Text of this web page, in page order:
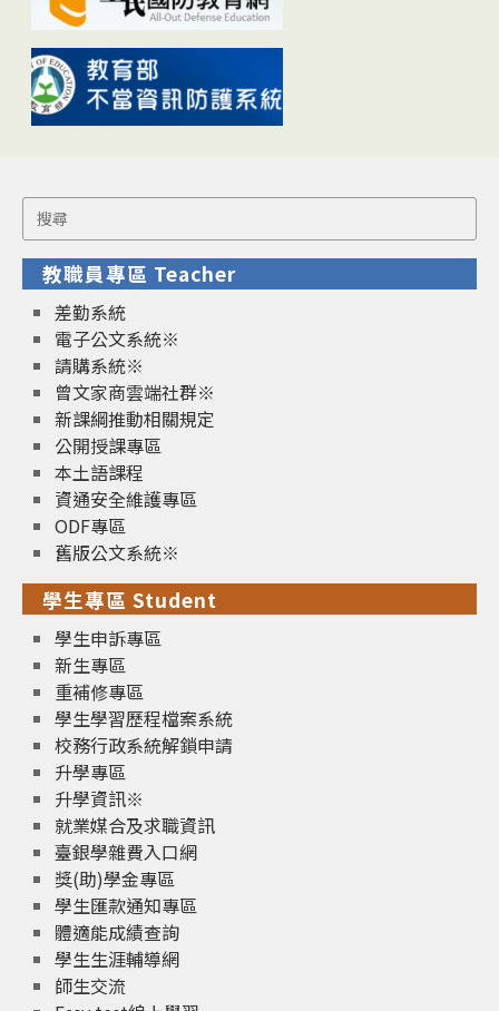
Search
for:
教職員專區 Teacher
差勤系統
電子公文系統※
請購系統※
曾文家商雲端社群※
新課綱推動相關規定
公開授課專區
本土語課程
資通安全維護專區
ODF專區
舊版公文系統※
學生專區 Student
學生申訴專區
新生專區
重補修專區
學生學習歷程檔案系統
校務行政系統解鎖申請
升學專區
升學資訊※
就業媒合及求職資訊
臺銀學雜費入口網
獎(助)學金專區
學生匯款通知專區
體適能成績查詢
學生生涯輔導網
師生交流